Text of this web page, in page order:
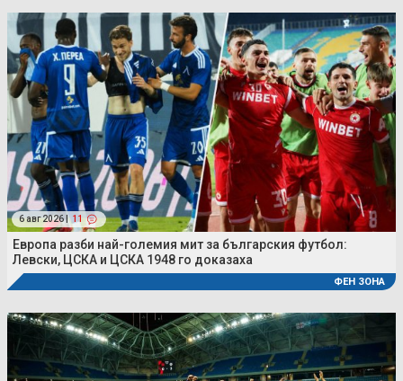
6 авг 2026 | 11
Европа разби най-големия мит за българския футбол:
Левски, ЦСКА и ЦСКА 1948 го доказаха
ФЕН ЗОНА